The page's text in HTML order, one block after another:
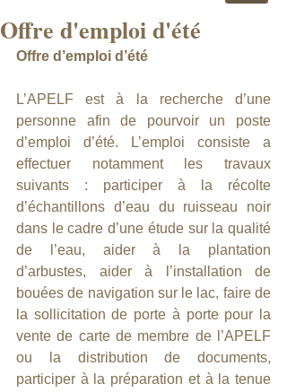
Offre d'emploi d'été
Offre d’emploi d’été
L’APELF est à la recherche d’une
personne afin de pourvoir un poste
d’emploi d’été. L’emploi consiste a
effectuer notamment les travaux
suivants : participer à la récolte
d’échantillons d’eau du ruisseau noir
dans le cadre d’une étude sur la qualité
de l’eau, aider à la plantation
d’arbustes, aider à l’installation de
bouées de navigation sur le lac, faire de
la sollicitation de porte à porte pour la
vente de carte de membre de l’APELF
ou la distribution de documents,
participer à la préparation et à la tenue